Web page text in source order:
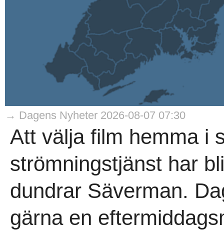
→ Dagens Nyheter 2026-08-07 07:30
Att välja film hemma i
strömningstjänst har
dundrar Säverman.
gärna en